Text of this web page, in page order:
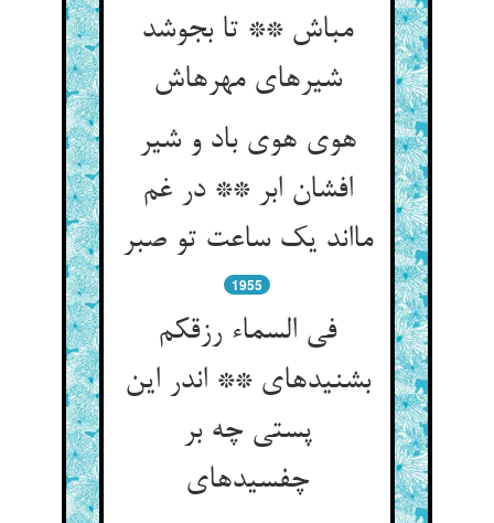
مباش ** تا بجوشد
شیرهای مهرهاش‏
هوی هوی باد و شیر
افشان ابر ** در غم
مااند یک ساعت تو صبر
1955
فی السماء رزقکم
بشنیده‏ای ** اندر این
پستی چه بر
چفسیده‏ای‏